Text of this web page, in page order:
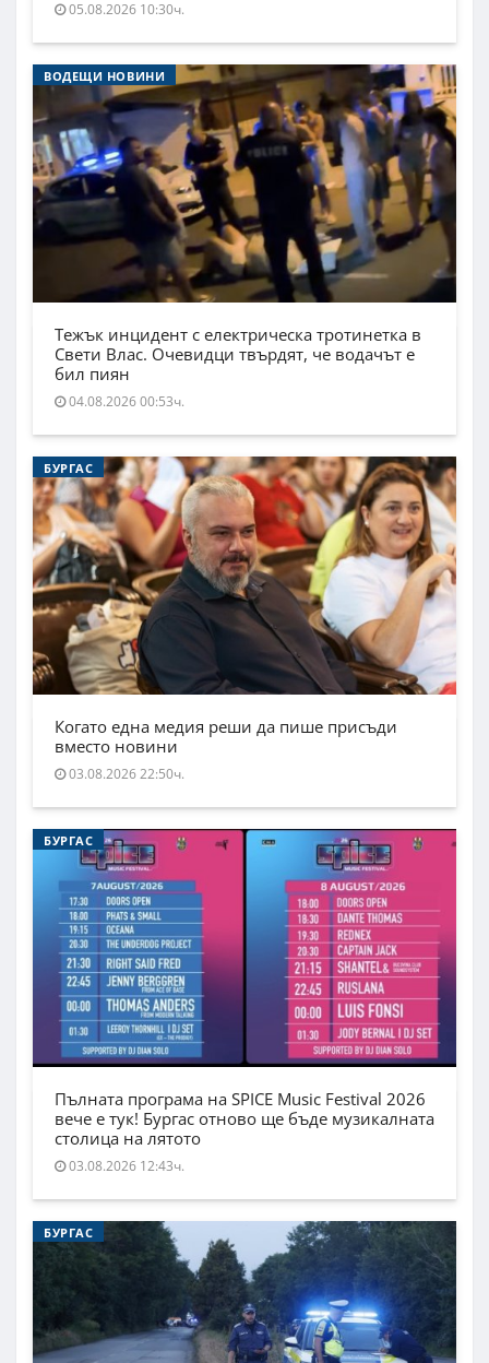
05.08.2026 10:30ч.
ВОДЕЩИ НОВИНИ
Тежък инцидент с електрическа тротинетка в
Свети Влас. Очевидци твърдят, че водачът е
бил пиян
04.08.2026 00:53ч.
БУРГАС
Когато една медия реши да пише присъди
вместо новини
03.08.2026 22:50ч.
БУРГАС
Пълната програма на SPICE Music Festival 2026
вече е тук! Бургас отново ще бъде музикалната
столица на лятото
03.08.2026 12:43ч.
БУРГАС